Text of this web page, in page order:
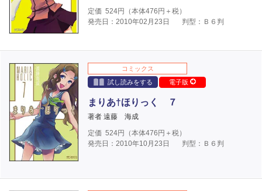
定価 524円（本体476 円＋税）
発売日：2010年02月23日
判型：Ｂ６判
コミックス
試し読みをする
電子版
まりあ†ほりっく ７
著者 遠藤 海成
定価 524円（本体476 円＋税）
発売日：2010年10月23日
判型：Ｂ６判